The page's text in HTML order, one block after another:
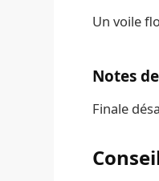
Un voile
Notes
Finale